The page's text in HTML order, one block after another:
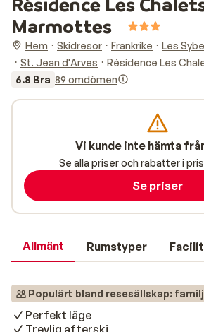
Marmottes
Hem Skidresor Frankrike
Les
St. Jean d'Arves
Résidence Les
6.8 Bra 89 omdömen
Allmänt Rumstyper
Populärt bland resesällskap: familj
Perfekt läge
Trevlig afterski
Vi kunde inte hämta
Se alla priser och rabatter i
Se priser